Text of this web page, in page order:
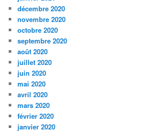
décembre 2020
novembre 2020
octobre 2020
septembre 2020
août 2020
juillet 2020
juin 2020
mai 2020
avril 2020
mars 2020
février 2020
janvier 2020